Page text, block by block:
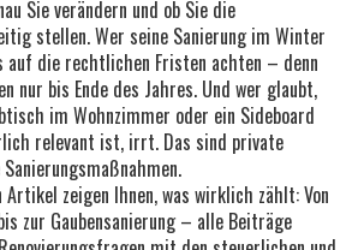
Sie verändern und ob Sie die
stellen. Wer seine Sanierung im Winter
auf die rechtlichen Fristen achten – denn
nur bis Ende des Jahres. Und wer glaubt,
im Wohnzimmer oder ein Sideboard
relevant ist, irrt. Das sind private
zeigen Ihnen, was wirklich zählt: Von
zur Gaubensanierung – alle Beiträge